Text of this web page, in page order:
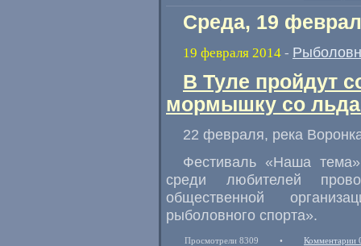
Среда, 19
19 февраля 2014 -
В Туле пройдут
мормышку со
22 февраля, река
Фестиваль «Наша
среди любителей
общественной
рыболовного спорта».
Просмотрели 8309 • Комментарии